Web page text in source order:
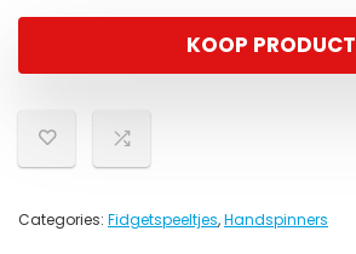
KOOP PRODUCT
Categories: Fidgetspeeltjes,Handspinners